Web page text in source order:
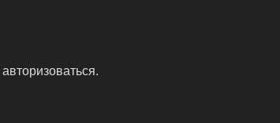
авторизоваться.